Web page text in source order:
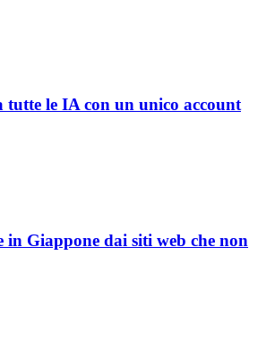
tutte le IA con un unico account
in Giappone dai siti web che non